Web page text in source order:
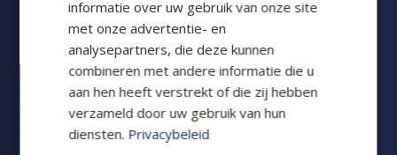
continue communicatie. Dankzij korte lijnen én een
up-to-date track en trace systeem weet u altijd hoe
het ervoor staat. U komt niet voor verrassingen te
staan en kunt erop vertrouwen dat uw zending veilig
aankomt. Of u nu een eenmalige spoedzending hebt
of juist op zoek bent naar vaste ondersteuning; ons
transportbedrijf gaat altijd voor het beste resultaat.
informatie over uw gebruik van onze site
met onze advertentie- en
analysepartners, die deze kunnen
combineren met andere informatie die u
aan hen heeft verstrekt of die zij hebben
verzameld door uw gebruik van hun
diensten. Privacybeleid